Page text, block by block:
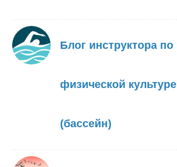
Блог инструктора по
физической культуре
(бассейн)